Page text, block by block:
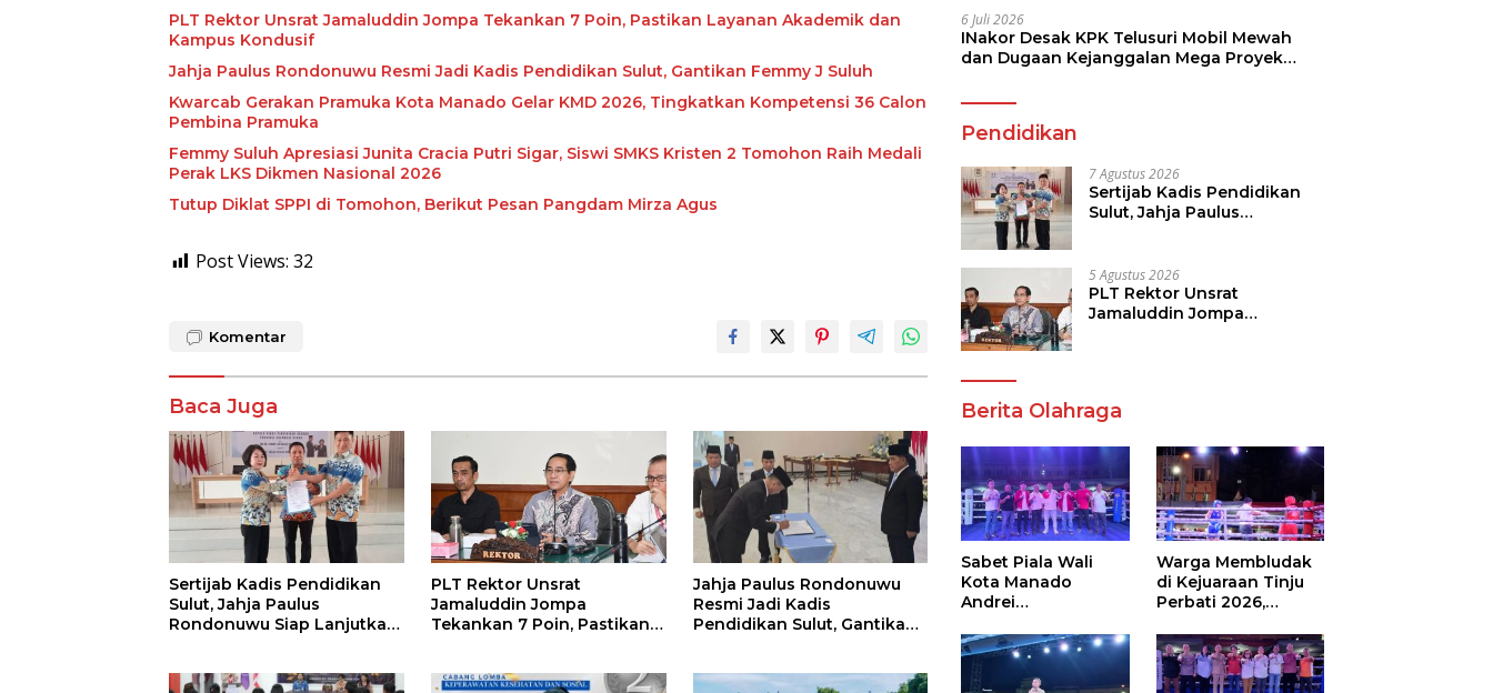
PLT Rektor Unsrat Jamaluddin Jompa Tekankan 7 Poin, Pastikan Layanan Akademik dan
Kampus Kondusif
Jahja Paulus Rondonuwu Resmi Jadi Kadis Pendidikan Sulut, Gantikan Femmy J Suluh
Kwarcab Gerakan Pramuka Kota Manado Gelar KMD 2026, Tingkatkan Kompetensi 36 Calon
Pembina Pramuka
Femmy Suluh Apresiasi Junita Cracia Putri Sigar, Siswi SMKS Kristen 2 Tomohon Raih Medali
Perak LKS Dikmen Nasional 2026
Tutup Diklat SPPI di Tomohon, Berikut Pesan Pangdam Mirza Agus
Post Views: 32
Komentar
Baca Juga
Sertijab Kadis Pendidikan
Sulut, Jahja Paulus
Rondonuwu Siap Lanjutkan
PLT Rektor Unsrat
Jamaluddin Jompa
Tekankan 7 Poin, Pastikan
Jahja Paulus Rondonuwu
Resmi Jadi Kadis
Pendidikan Sulut, Gantikan
6 Juli 2026
INakor Desak KPK Telusuri Mobil Mewah
dan Dugaan Kejanggalan Mega Proyek
Pendidikan
7 Agustus 2026
Sertijab Kadis Pendidikan
Sulut, Jahja Paulus
Pendidikan
5 Agustus 2026
PLT Rektor Unsrat
Jamaluddin Jompa
Berita Olahraga
Sabet Piala Wali
Kota Manado
Andrei
Boxing Camp Juara
Umum Tinju Perbati
2026
Warga Membludak
di Kejuaraan Tinju
Perbati 2026,
Piala Wali Kota